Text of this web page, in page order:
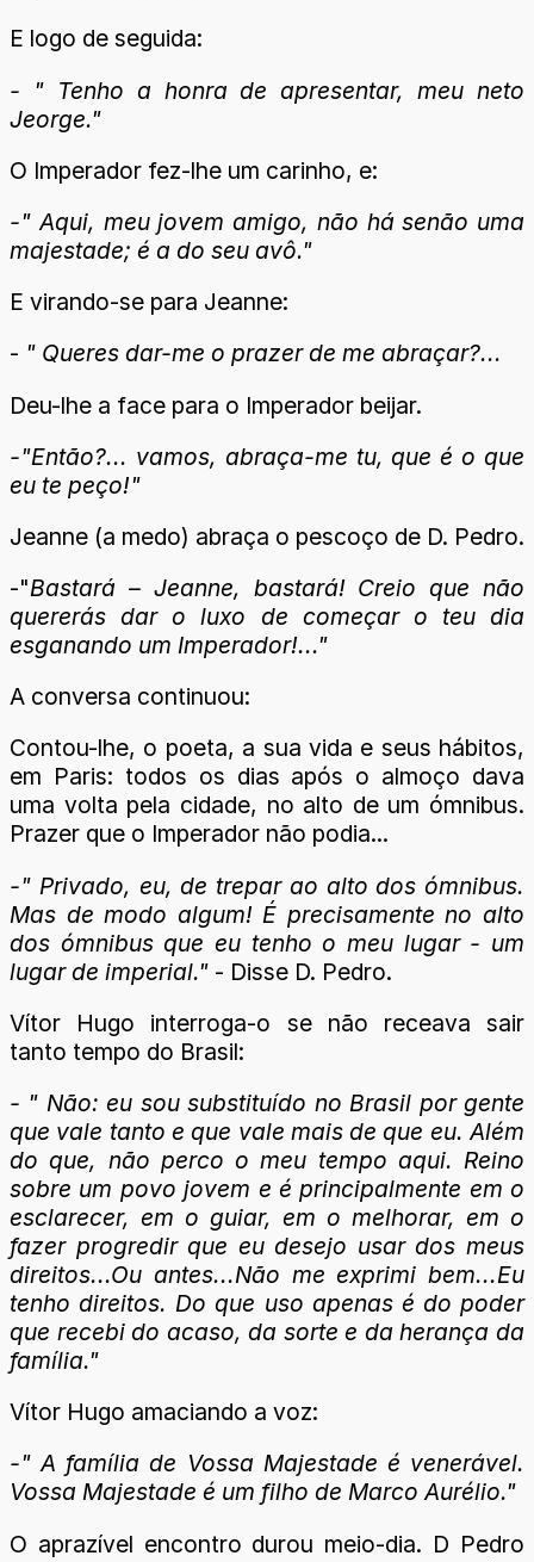
E logo de seguida:
- " Tenho a honra de apresentar, meu neto
Jeorge."
O Imperador fez-lhe um carinho, e:
-" Aqui, meu jovem amigo, não há senão uma
majestade; é a do seu avô."
E virando-se para Jeanne:
- " Queres dar-me o prazer de me abraçar?...
Deu-lhe a face para o Imperador beijar.
-"Então?... vamos, abraça-me tu, que é o que
eu te peço!"
Jeanne (a medo) abraça o pescoço de D. Pedro.
-"Bastará – Jeanne, bastará! Creio que não
quererás dar o luxo de começar o teu dia
esganando um Imperador!..."
A conversa continuou:
Contou-lhe, o poeta, a sua vida e seus hábitos,
em Paris: todos os dias após o almoço dava
uma volta pela cidade, no alto de um ómnibus.
Prazer que o Imperador não podia...
-" Privado, eu, de trepar ao alto dos ómnibus.
Mas de modo algum! É precisamente no alto
dos ómnibus que eu tenho o meu lugar - um
lugar de imperial." - Disse D. Pedro.
Vítor Hugo interroga-o se não receava sair
tanto tempo do Brasil:
- " Não: eu sou substituído no Brasil por gente
que vale tanto e que vale mais de que eu. Além
do que, não perco o meu tempo aqui. Reino
sobre um povo jovem e é principalmente em o
esclarecer, em o guiar, em o melhorar, em o
fazer progredir que eu desejo usar dos meus
direitos...Ou antes...Não me exprimi bem...Eu
tenho direitos. Do que uso apenas é do poder
que recebi do acaso, da sorte e da herança da
família."
Vítor Hugo amaciando a voz:
-" A família de Vossa Majestade é venerável.
Vossa Majestade é um filho de Marco Aurélio."
O aprazível encontro durou meio-dia. D Pedro